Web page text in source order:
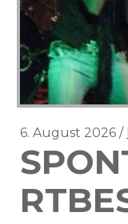
6. August 2026